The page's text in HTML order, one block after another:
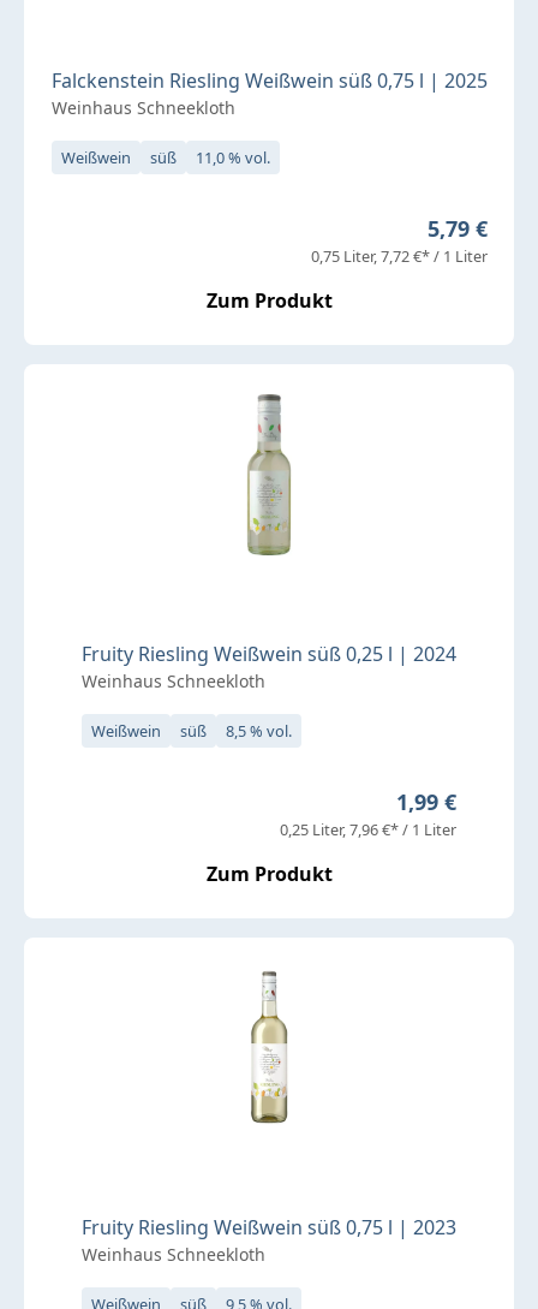
Falckenstein Riesling Weißwein süß 0,75 l | 2025
Weinhaus Schneekloth
Weißwein süß 11,0 % vol.
Regulärer
5,79 €
0,75 Liter 7,72 €* / 1 Liter
Zum Produkt
Fruity Riesling Weißwein süß 0,25 l | 2024
Weinhaus Schneekloth
Weißwein süß 8,5 % vol.
Regulärer
1,99 €
0,25 Liter 7,96 €* / 1 Liter
Zum Produkt
Fruity Riesling Weißwein süß 0,75 l | 2023
Weinhaus Schneekloth
Weißwein süß 9,5 % vol.